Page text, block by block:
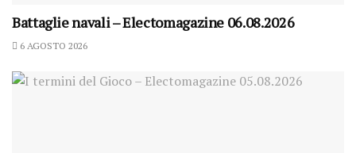
Battaglie navali – Electomagazine 06.08.2026
6 AGOSTO 2026